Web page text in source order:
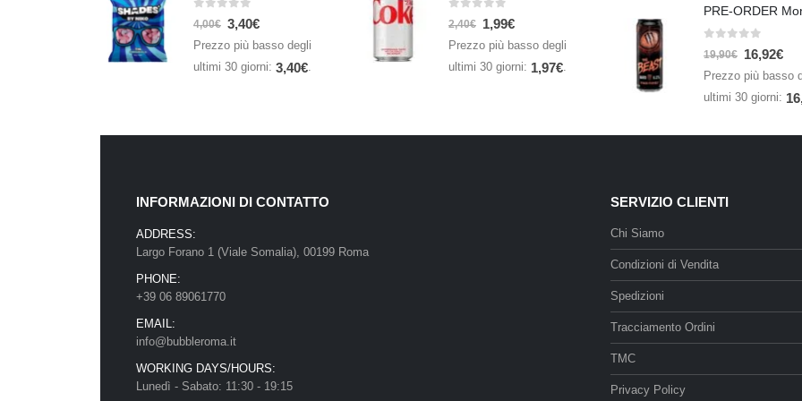
Su 5
4,00€ 3,40€
Prezzo più basso degli
ultimi 30 giorni: 3,40€.
Su 5
2,40€ 1,99€
Prezzo più basso degli
ultimi 30 giorni: 1,97€.
19,90€ 16,92€
Prezzo più basso
ultimi 30 giorni:
INFORMAZIONI DI CONTATTO
ADDRESS:
Largo Forano 1 (Viale Somalia), 00199 Roma
PHONE:
+39 06 89061770
EMAIL:
info@bubbleroma.it
WORKING DAYS/HOURS:
Lunedì - Sabato: 11:30 - 19:15
SERVIZIO CLIENTI
Chi Siamo
Condizioni di Vendita
Spedizioni
Tracciamento Ordini
TMC
Privacy Policy